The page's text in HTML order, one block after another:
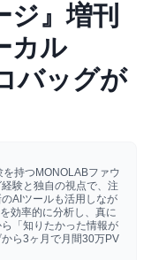
ジ』増刊
カル
バッグが
持つMONOLABファウ
験と独自の視点で、注
AIツールも活用しなが
効率的に分析し、真に
「知りたかった情報が
ら3ヶ月で月間30万PV